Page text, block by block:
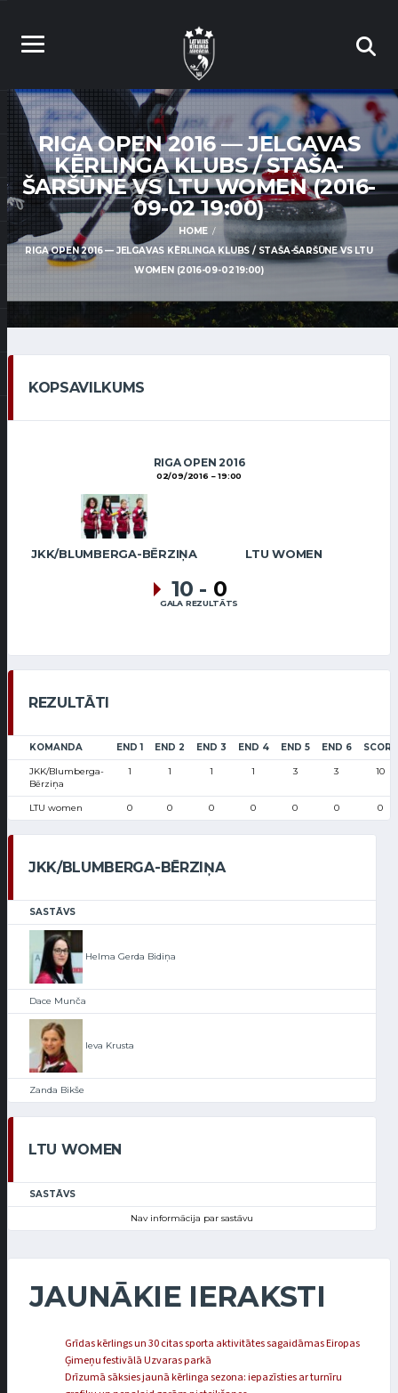
RIGA OPEN 2016 — JELGAVAS
KĒRLINGA KLUBS / STAŠA-
ŠARŠŪNE VS LTU WOMEN (2016-
09-02 19:00)
HOME
RIGA OPEN 2016 — JELGAVAS KĒRLINGA KLUBS / STAŠA-ŠARŠŪNE VS LTU
WOMEN (2016-09-02 19:00)
KOPSAVILKUMS
RIGA OPEN 2016
02/09/2016 19:00
JKK/BLUMBERGA-BĒRZIŅA LTU WOMEN
10 - 0
GALA REZULTĀTS
REZULTĀTI
KOMANDA END 1 END 2 END 3 END 4 END 5 END 6 SCORE
JKK/Blumberga-
Bērziņa
1 1 1 1 3 3 10
LTU women 0 0 0 0 0 0 0
JKK/BLUMBERGA-BĒRZIŅA
SASTĀVS
Helma Gerda Bidiņa
Dace Munča
Ieva Krusta
Zanda Bikše
LTU WOMEN
SASTĀVS
Nav informācija par sastāvu
JAUNĀKIE IERAKSTI
Grīdas kērlings un 30 citas sporta aktivitātes sagaidāmas Eiropas
Ģimeņu festivālā Uzvaras parkā
Drīzumā sāksies jaunā kērlinga sezona: iepazīsties ar turnīru